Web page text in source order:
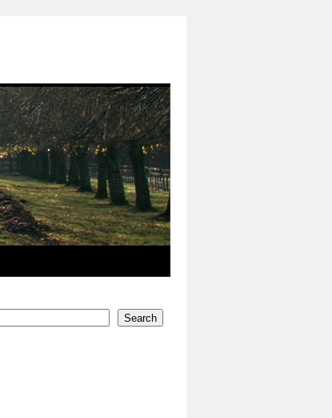
Search